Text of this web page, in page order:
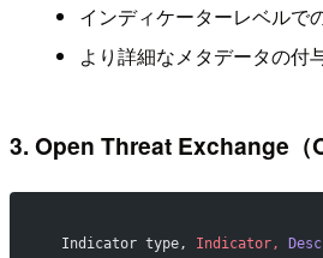
インディケーターレベルで
より詳細なメタデータの付
3. Open Threat Exchange（
Indicator type, Indicator,